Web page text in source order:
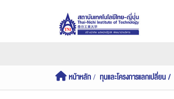
หน้าหลัก ทุนและโครงการแลกเปลี่ยน